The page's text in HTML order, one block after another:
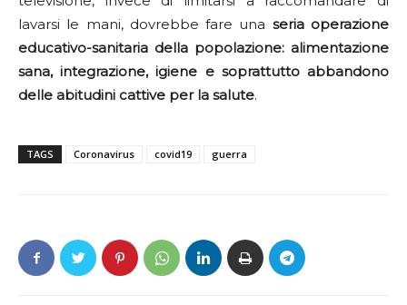
lavarsi le mani, dovrebbe fare una seria operazione
educativo-sanitaria della popolazione: alimentazione
sana, integrazione, igiene e soprattutto abbandono
delle abitudini cattive per la salute.
TAGS Coronavirus covid19 guerra